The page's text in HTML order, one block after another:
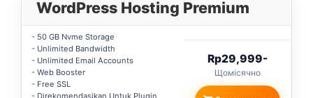
WordPress Hosting Premium
- 50 GB Nvme Storage
- Unlimited Bandwidth
- Unlimited Email Accounts
- Web Booster
- Free SSL
- Direkomendasikan Untuk Plugin
Rp29,999-
Щомісячно